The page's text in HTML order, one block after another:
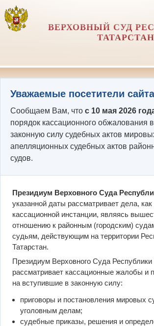
ВЕРХОВНЫЙ СУД
ТАТАРСТАН
Уважаемые посетители
Сообщаем Вам, что с 10 мая 2026
порядок кассационного обжалования
законную силу судебных актов
апелляционных судебных актов
судов.
Президиум Верховного Суда
указанной даты рассматривает дела, как
кассационной инстанции, являясь
отношению к районным (городским)
судьям, действующим на территории
Татарстан.
Президиум Верховного Суда Республики
рассматривает кассационные жалобы и
на вступившие в законную силу:
приговоры и постановления мировых
уголовным делам;
судебные приказы, решения и